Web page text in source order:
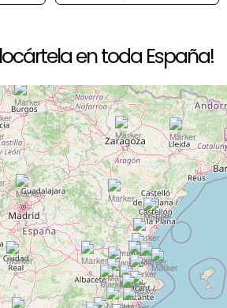
en toda España!